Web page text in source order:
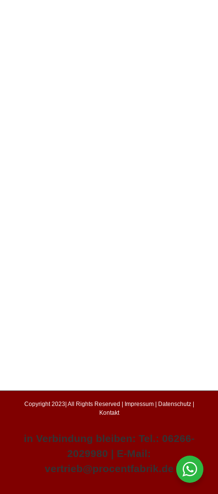
Copyright 2023| All Rights Reserved | Impressum| Datenschutz|
Kontakt
in Verbindung bleiben: Tel.: 06266-
2029980 | E-Mail:
vertrieb@procentfabrik.de